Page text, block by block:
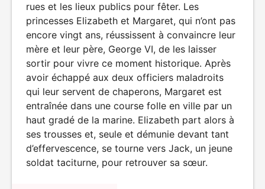
rues et les lieux publics pour fêter. Les
princesses Elizabeth et Margaret, qui n’ont pas
encore vingt ans, réussissent à convaincre leur
mère et leur père, George VI, de les laisser
sortir pour vivre ce moment historique. Après
avoir échappé aux deux officiers maladroits
qui leur servent de chaperons, Margaret est
entraînée dans une course folle en ville par un
haut gradé de la marine. Elizabeth part alors à
ses trousses et, seule et démunie devant tant
d’effervescence, se tourne vers Jack, un jeune
soldat taciturne, pour retrouver sa sœur.